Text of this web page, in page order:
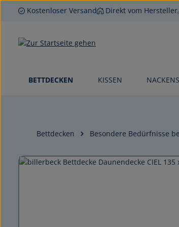
Hauptinhalt springen
Zur Suche springen
Zur Hauptnavigation springen
Kostenloser Versand Direkt vom Hersteller
BETTDECKEN KISSEN
Bettdecken Besondere Bedürfnisse
Bildergalerie überspringen